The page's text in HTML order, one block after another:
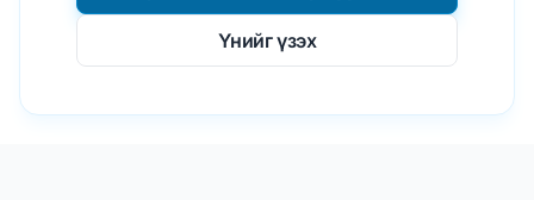
Үнийг үзэх